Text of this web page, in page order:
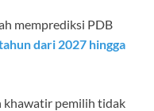
memprediksi PDB
dari 2027 hingga
khawatir pemilih tidak